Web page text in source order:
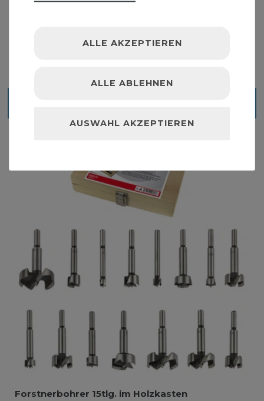
Forstnerbohrer 15tlg. im Holzkasten
ALLE AKZEPTIEREN
ALLE ABLEHNEN
AUSWAHL AKZEPTIEREN